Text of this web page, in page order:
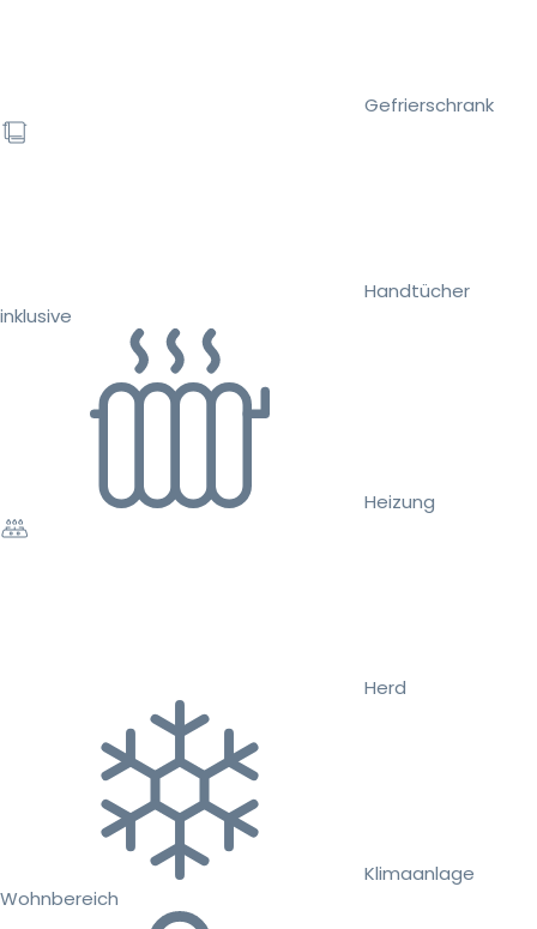
Gefrierschrank
Handtücher
inklusive
Heizung
Herd
Klimaanlage
Wohnbereich